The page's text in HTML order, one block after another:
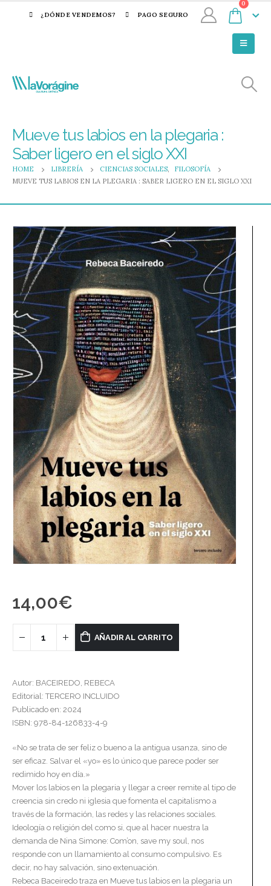
¿DÓNDE VENDEMOS? PAGO SEGURO
0
Mueve tus labios en la plegaria :
Saber ligero en el siglo XXI
HOME LIBRERÍA CIENCIAS SOCIALES,
FILOSOFÍA
MUEVE TUS LABIOS EN LA PLEGARIA : SABER LIGERO EN EL SIGLO XXI
14,00€
AÑADIR AL CARRITO
Autor: BACEIREDO, REBECA
Editorial: TERCERO INCLUIDO
Publicado en: 2024
ISBN: 978-84-126833-4-9
«No se trata de ser feliz o bueno a la antigua usanza, sino de
ser eficaz. Salvar el «yo» es lo único que parece poder ser
redimido hoy en día.»
Mover los labios en la plegaria y llegar a creer remite al tipo de
creencia sin credo ni iglesia que fomenta el capitalismo a
través de la formación, las redes y las relaciones sociales.
Ideología o religión del como si, que al hacer nuestra la
demanda de Nina Simone: Com’on, save my soul, nos
responde con un llamamiento al consumo compulsivo. Es
decir, no hay salvación, sino extenuación.
Rebeca Baceiredo traza en Mueve tus labios en la plegaria un